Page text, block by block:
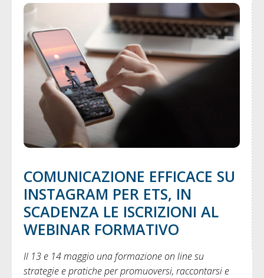
COMUNICAZIONE EFFICACE SU
INSTAGRAM PER ETS, IN
SCADENZA LE ISCRIZIONI AL
WEBINAR FORMATIVO
Il 13 e 14 maggio una formazione on line su
strategie e pratiche per promuoversi, raccontarsi e